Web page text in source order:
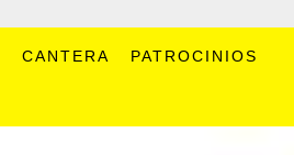
CANTERA PATROCINIOS